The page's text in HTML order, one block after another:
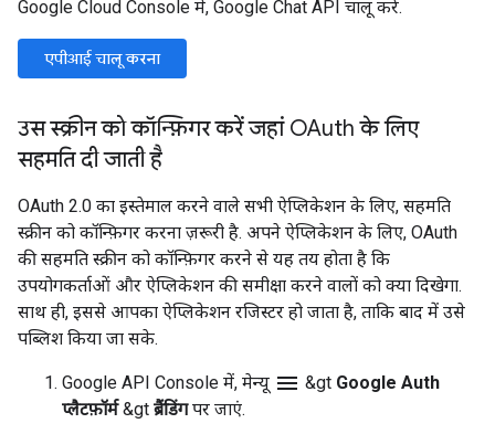
Google Cloud Console में, Google Chat API चालू करें.
एपीआई चालू करना
उस स्क्रीन को कॉन्फ़िगर करें जहां OAuth के लिए
सहमति दी जाती है
OAuth 2.0 का इस्तेमाल करने वाले सभी ऐप्लिकेशन के लिए, सहमति
स्क्रीन को कॉन्फ़िगर करना ज़रूरी है. अपने ऐप्लिकेशन के लिए, OAuth
की सहमति स्क्रीन को कॉन्फ़िगर करने से यह तय होता है कि
उपयोगकर्ताओं और ऐप्लिकेशन की समीक्षा करने वालों को क्या दिखेगा.
साथ ही, इससे आपका ऐप्लिकेशन रजिस्टर हो जाता है, ताकि बाद में उसे
पब्लिश किया जा सके.
Google API Console में, मेन्यू menu &gt Google Auth
प्लैटफ़ॉर्म &gt ब्रैंडिंगपर जाएं.